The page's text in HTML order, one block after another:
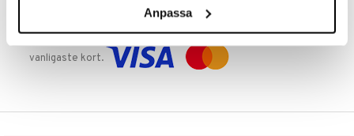
Anpassa
TRYGGA KÖP
Handla tryggt & säkert via faktura, delbetalning eller marknadens
vanligaste kort.